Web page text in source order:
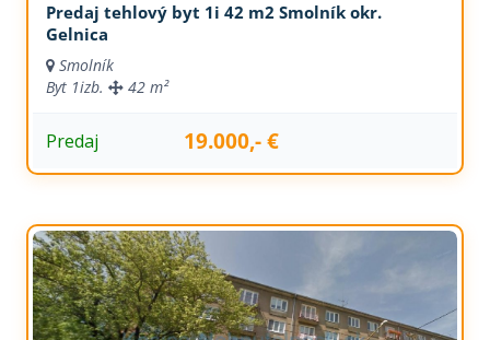
Predaj tehlový byt 1i 42 m2 Smolník okr.
Gelnica
Smolník
Byt 1izb. 42 m²
Predaj 19.000,- €